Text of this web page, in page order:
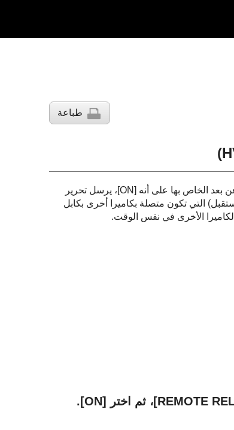
طباعة
عند تركيب وحدة الفلاش هذه (وحدة المتحكم) بكاميرا وتحديد إعداد وضع التحرير عن بعد الخاص بها على أنه [ON]، يرسل تحرير
التي تكون متصلة بكاميرا أخرى بكابل